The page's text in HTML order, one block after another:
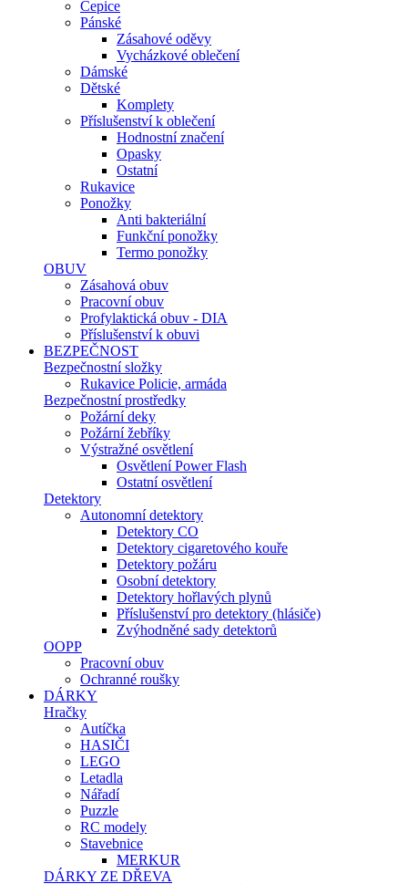
Čepice
Pánské
Zásahové oděvy
Vycházkové oblečení
Dámské
Dětské
Komplety
Příslušenství k oblečení
Hodnostní značení
Opasky
Ostatní
Rukavice
Ponožky
Anti bakteriální
Funkční ponožky
Termo ponožky
OBUV
Zásahová obuv
Pracovní obuv
Profylaktická obuv - DIA
Příslušenství k obuvi
BEZPEČNOST
Bezpečnostní složky
Rukavice Policie, armáda
Bezpečnostní prostředky
Požární deky
Požární žebříky
Výstražné osvětlení
Osvětlení Power Flash
Ostatní osvětlení
Detektory
Autonomní detektory
Detektory CO
Detektory cigaretového kouře
Detektory požáru
Osobní detektory
Detektory hořlavých plynů
Příslušenství pro detektory (hlásiče)
Zvýhodněné sady detektorů
OOPP
Pracovní obuv
Ochranné roušky
DÁRKY
Hračky
Autíčka
HASIČI
LEGO
Letadla
Nářadí
Puzzle
RC modely
Stavebnice
MERKUR
DÁRKY ZE DŘEVA